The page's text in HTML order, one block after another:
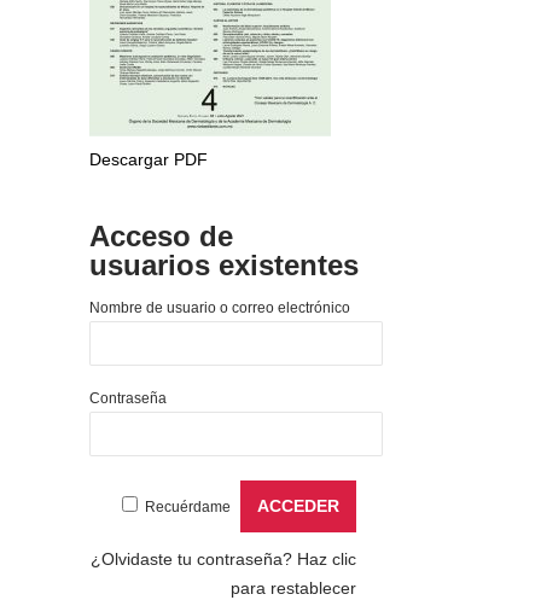
Descargar PDF
Acceso de
usuarios existentes
Nombre de usuario o correo electrónico
Contraseña
Recuérdame
¿Olvidaste tu contraseña? Haz clic
para restablecer